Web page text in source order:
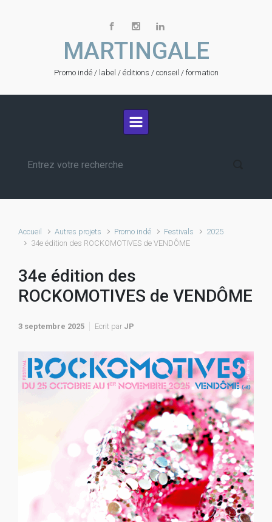
MARTINGALE
Promo indé / label / éditions / conseil / formation
Accueil Autres projets Promo indé Festivals
2025
34e édition des ROCKOMOTIVES de VENDÔME
34e édition des
ROCKOMOTIVES de VENDÔME
3 septembre 2025 Ecrit par JP